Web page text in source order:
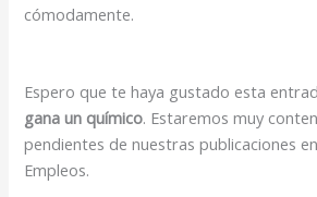
cómodamente.
Espero que te haya gustado esta
gana un químico. Estaremos muy
pendientes de nuestras publicaciones
Empleos.